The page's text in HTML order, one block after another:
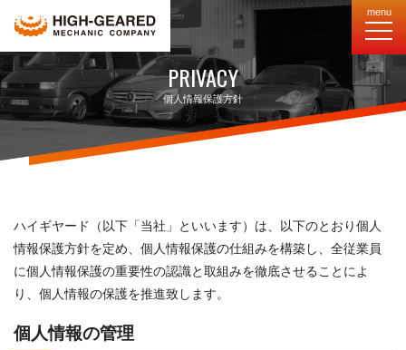
menu
PRIVACY
個人情報保護方針
ハイギヤード（以下「当社」といいます）は、以下のとおり個人
情報保護方針を定め、個人情報保護の仕組みを構築し、全従業員
に個人情報保護の重要性の認識と取組みを徹底させることによ
り、個人情報の保護を推進致します。
個人情報の管理